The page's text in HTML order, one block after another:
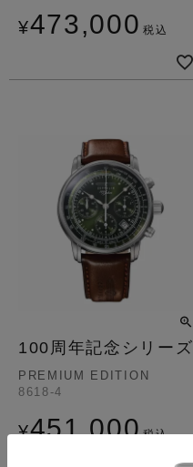
¥473,000 税込
100周年記念シリーズ
PREMIUM EDITION
8618-4
¥451,000 税込